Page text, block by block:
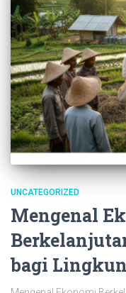
UNCATEGORIZED
Mengenal
bagi